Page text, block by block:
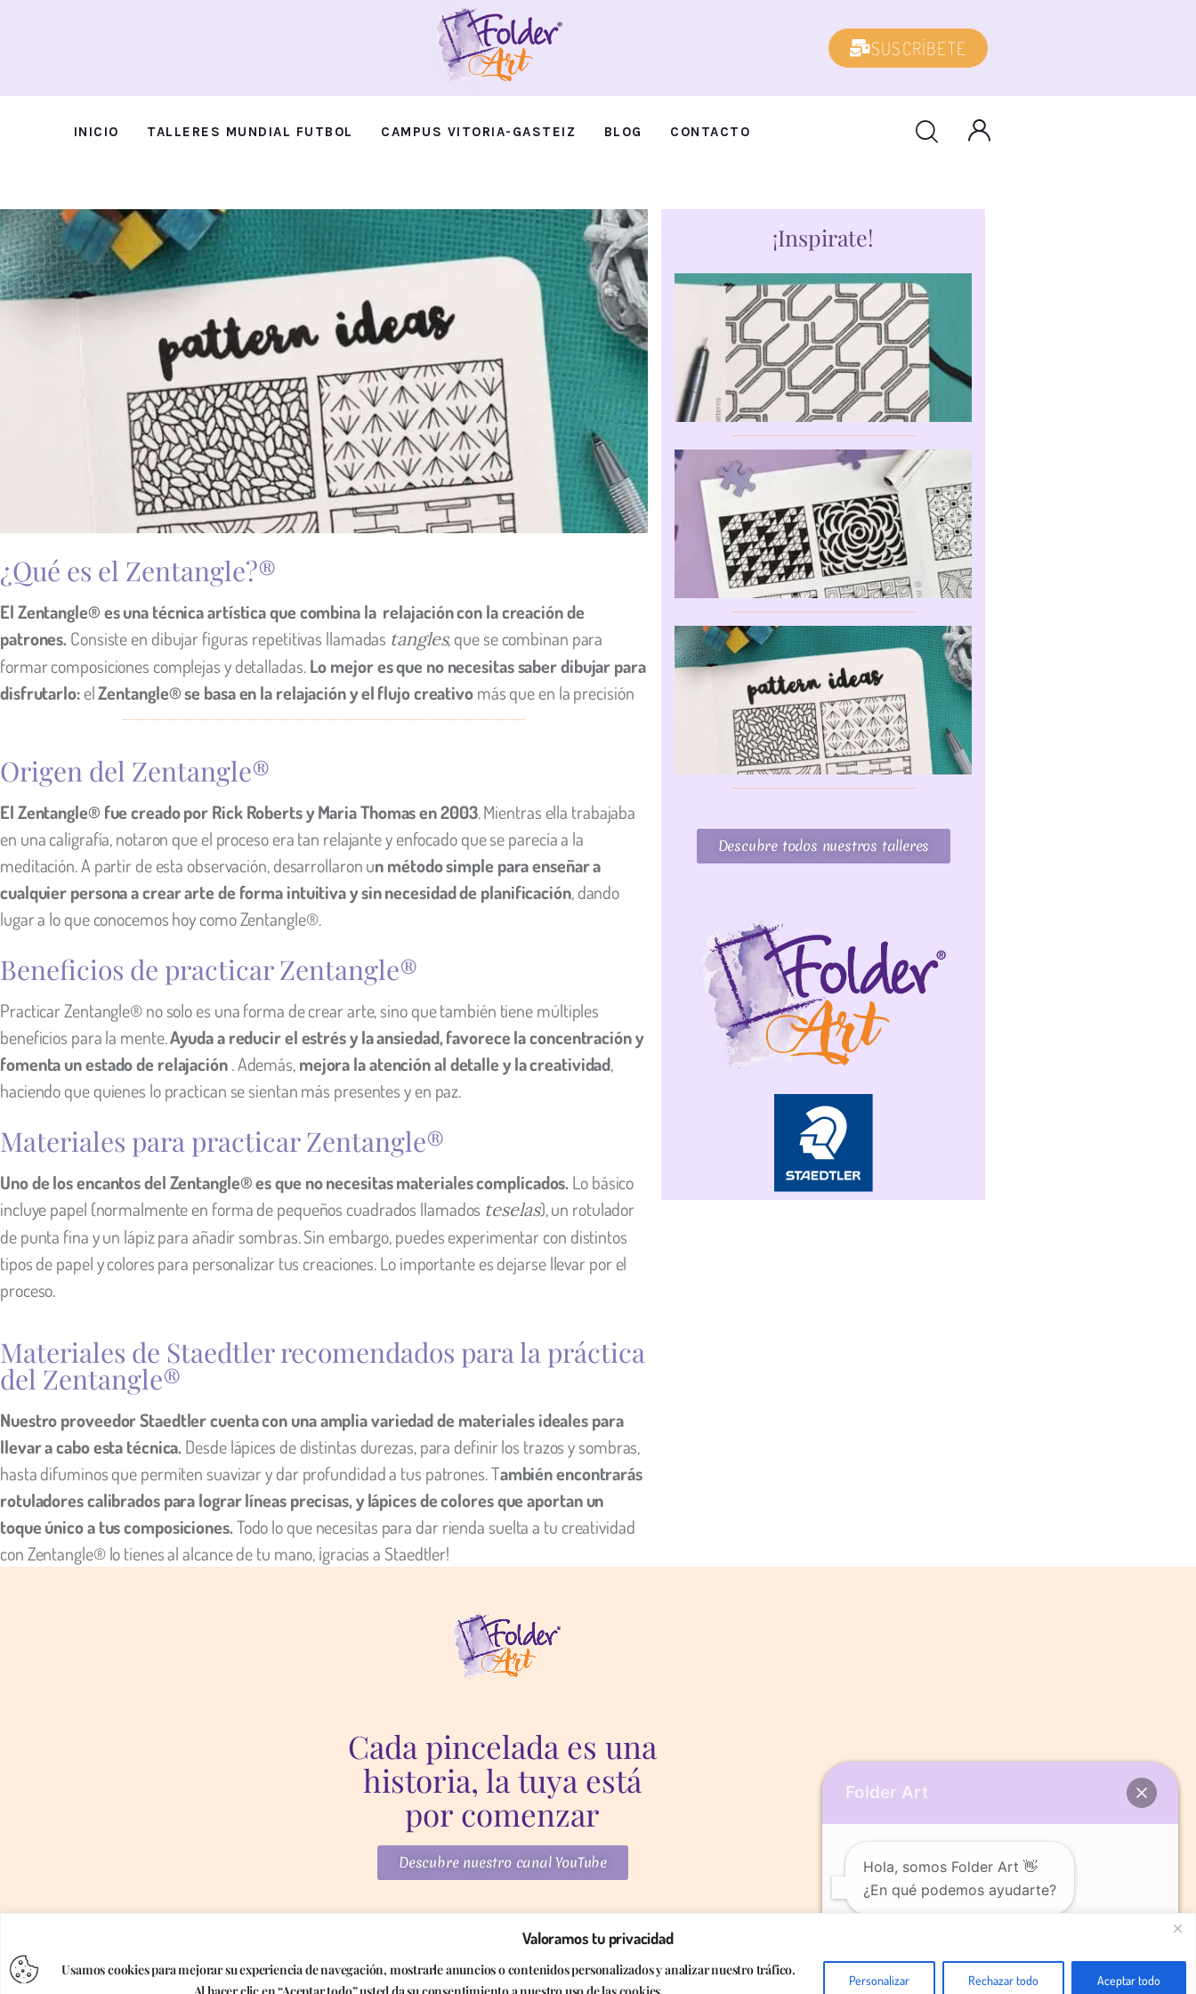
Valoramos tu privacidad
Usamos cookies para mejorar su experiencia de navegación, mostrarle anuncios o contenidos personalizados y analizar nuestro tráfico.
Personalizar Rechazar todo Aceptar todo
SUSCRÍBETE
INICIO TALLERES MUNDIAL FUTBOL CAMPUS VITORIA-GASTEIZ BLOG CONTACTO
¿Qué es el Zentangle?®
El Zentangle® es una técnica artística que combina la relajación con la creación de
patrones.Consiste en dibujar figuras repetitivas llamadas tangles, que se combinan para
formar composiciones complejas y detalladas.Lo mejor es que no necesitas saber dibujar para
disfrutarlo:elZentangle® se basa en la relajación y el flujo creativomás que en la precisión
Origen del Zentangle®
El Zentangle® fue creado por Rick Roberts y Maria Thomas en 2003. Mientras ella trabajaba
en una caligrafía, notaron que el proceso era tan relajante y enfocado que se parecía a la
meditación. A partir de esta observación, desarrollaron un método simple para enseñar a
cualquier persona a crear arte de forma intuitiva y sin necesidad de planificación, dando
lugar a lo que conocemos hoy como Zentangle®.
Beneficios de practicar Zentangle®
Practicar Zentangle® no solo es una forma de crear arte, sino que también tiene múltiples
beneficios para la mente.Ayuda a reducir el estrés y la ansiedad, favorece la concentración y
fomenta un estado de relajación. Además,mejora la atención al detalle y la creatividad,
haciendo que quienes lo practican se sientan más presentes y en paz.
Materiales para practicar Zentangle®
Uno de los encantos del Zentangle® es que no necesitas materiales complicados.Lo básico
incluye papel (normalmente en forma de pequeños cuadrados llamados teselas), un rotulador
de punta fina y un lápiz para añadir sombras. Sin embargo, puedes experimentar con distintos
tipos de papel y colores para personalizar tus creaciones. Lo importante es dejarse llevar por el
proceso.
Materiales de Staedtler recomendados para la práctica
del Zentangle®
Nuestro proveedor Staedtler cuenta con una amplia variedad de materiales ideales para
llevar a cabo esta técnica.Desde lápices de distintas durezas, para definir los trazos y sombras,
hasta difuminos que permiten suavizar y dar profundidad a tus patrones. También encontrarás
rotuladores calibrados para lograr líneas precisas, y lápices de colores que aportan un
toque único a tus composiciones.Todo lo que necesitas para dar rienda suelta a tu creatividad
con Zentangle® lo tienes al alcance de tu mano, ¡gracias a Staedtler!
¡Inspirate!
Descubre todos nuestros talleres
Cada pincelada es una
historia, la tuya está
por comenzar
Descubre nuestro canal YouTube
Aviso Legal
Política de privacidad
Folder Art
Hola, somos Folder Art 👋
¿En qué podemos ayudarte?
Abrir chat